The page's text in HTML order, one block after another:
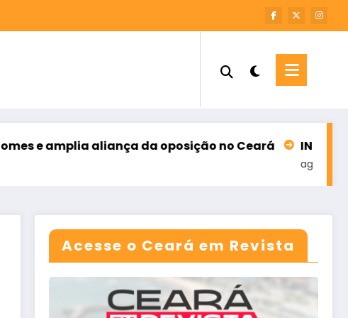
aliança da oposição no Ceará INFORME – M7
agosto 6, 2026
Acesse o Ceará em Revista